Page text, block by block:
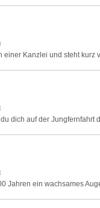
einer Kanzlei und steht
dich auf der
Jahren ein wachsames